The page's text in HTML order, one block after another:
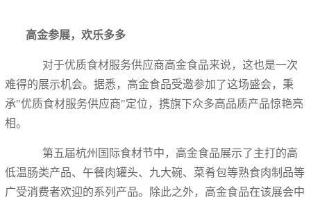
高金参展，欢乐多多
对于优质食材服务供应商高金食品来说，这也是一次
难得的展示机会。据悉，高金食品受邀参加了这场盛会，秉
承"优质食材服务供应商"定位，携旗下众多高品质产品惊艳亮
相。
第五届杭州国际食材节中，高金食品展示了主打的高
低温肠类产品、午餐肉罐头、九大碗、菜肴包等熟食肉制品等
广受消费者欢迎的系列产品。除此之外，高金食品在该展会中